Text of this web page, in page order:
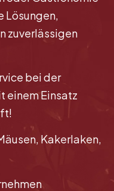
Lösungen,
zuverlässigen
bei der
einem Einsatz
Kakerlaken,